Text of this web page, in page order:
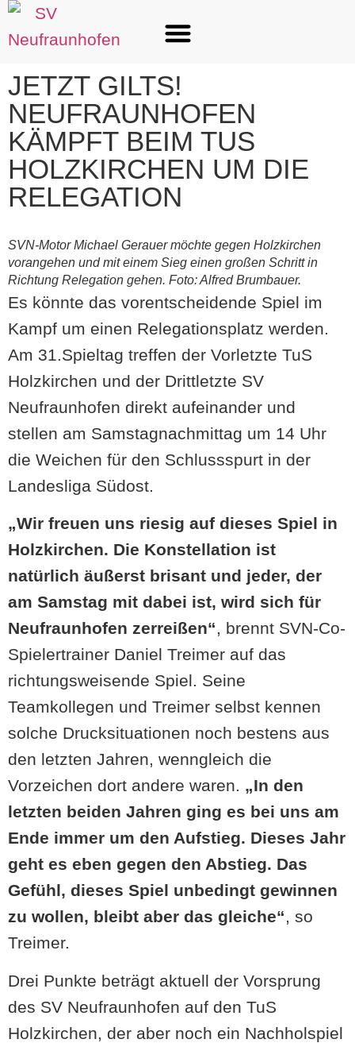
JETZT GILTS!
NEUFRAUNHOFEN
KÄMPFT BEIM TUS
HOLZKIRCHEN UM DIE
RELEGATION
SVN-Motor Michael Gerauer möchte gegen Holzkirchen
vorangehen und mit einem Sieg einen großen Schritt in
Richtung Relegation gehen. Foto: Alfred Brumbauer.
Es könnte das vorentscheidende Spiel im
Kampf um einen Relegationsplatz werden.
Am 31.Spieltag treffen der Vorletzte TuS
Holzkirchen und der Drittletzte SV
Neufraunhofen direkt aufeinander und
stellen am Samstagnachmittag um 14 Uhr
die Weichen für den Schlussspurt in der
Landesliga Südost.
„Wir freuen uns riesig auf dieses Spiel in
Holzkirchen. Die Konstellation ist
natürlich äußerst brisant und jeder, der
am Samstag mit dabei ist, wird sich für
Neufraunhofen zerreißen“, brennt SVN-Co-
Spielertrainer Daniel Treimer auf das
richtungsweisende Spiel. Seine
Teamkollegen und Treimer selbst kennen
solche Drucksituationen noch bestens aus
den letzten Jahren, wenngleich die
Vorzeichen dort andere waren. „In den
letzten beiden Jahren ging es bei uns am
Ende immer um den Aufstieg. Dieses Jahr
geht es eben gegen den Abstieg. Das
Gefühl, dieses Spiel unbedingt gewinnen
zu wollen, bleibt aber das gleiche“, so
Treimer.
Drei Punkte beträgt aktuell der Vorsprung
des SV Neufraunhofen auf den TuS
Holzkirchen, der aber noch ein Nachholspiel